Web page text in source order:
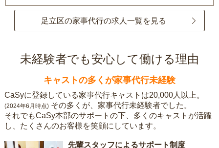
足立区の家事代行の求人一覧を見る
未経験者でも安心して働ける理由
キャストの多くが家事代行未経験
CaSyに登録している家事代行キャストは20,000人以上。
(2024年6月時点) その多くが、家事代行未経験者でした。
それでもCaSy本部のサポートの下、多くのキャストが活躍
し、たくさんのお客様を笑顔にしています。
先輩スタッフによるサポート制度